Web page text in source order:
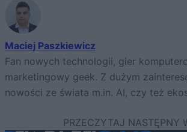
Maciej Paszkiewicz
Fan nowych technologii, gier
marketingowy geek. Z dużym
nowości ze świata m.in. AI, czy też